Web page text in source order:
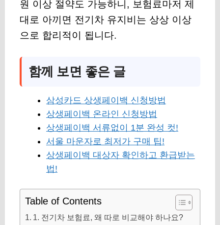
원 이상 절약도 가능하니, 보험료마저 제
대로 아끼면 전기차 유지비는 상상 이상
으로 합리적이 됩니다.
함께 보면 좋은 글
삼성카드 상생페이백 신청방법
상생페이백 온라인 신청방법
상생페이백 서류없이 1분 완성 컷!
서울 마운자로 최저가 구매 팁!
상생페이백 대상자 확인하고 환급받는
법!
Table of Contents
1. 전기차 보험료, 왜 따로 비교해야 하나요?